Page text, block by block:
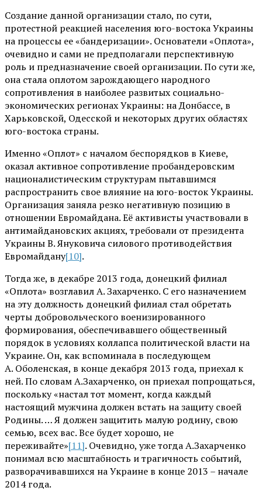
Создание данной организации стало, по сути,
протестной реакцией населения юго-востока Украины
на процессы ее «бандеризации». Основатели «Оплота»,
очевидно и сами не предполагали перспективную
роль и предназначение своей организации. По сути же,
она стала оплотом зарождающего народного
сопротивления в наиболее развитых социально-
экономических регионах Украины: на Донбассе, в
Харьковской, Одесской и некоторых других областях
юго-востока страны.
Именно «Оплот» с началом беспорядков в Киеве,
оказал активное сопротивление пробандеровским
националистическим структурам пытавшимся
распространить свое влияние на юго-восток Украины.
Организация заняла резко негативную позицию в
отношении Евромайдана. Её активисты участвовали в
антимайдановских акциях, требовали от президента
Украины В. Януковича силового противодействия
Евромайдану[10].
Тогда же, в декабре 2013 года, донецкий филиал
«Оплота» возглавил А. Захарченко. С его назначением
на эту должность донецкий филиал стал обретать
черты добровольческого военизированного
формирования, обеспечивавшего общественный
порядок в условиях коллапса политической власти на
Украине. Он, как вспоминала в последующем
А. Оболенская, в конце декабря 2013 года, приехал к
ней. По словам А.Захарченко, он приехал попрощаться,
поскольку «настал тот момент, когда каждый
настоящий мужчина должен встать на защиту своей
Родины. … Я должен защитить малую родину, свою
семью, всех вас. Все будет хорошо, не
переживайте»[11]. Очевидно, уже тогда А.Захарченко
понимал всю масштабность и трагичность событий,
разворачивавшихся на Украине в конце 2013 – начале
2014 года.